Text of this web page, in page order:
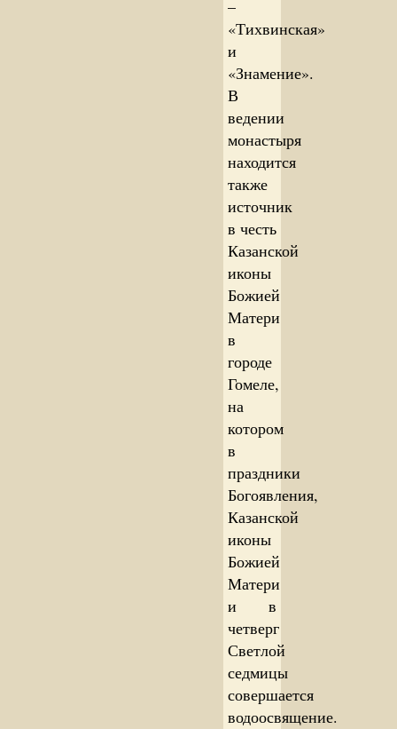
–
«Тихвинская»
и
«Знамение».
В
ведении
монастыря
находится
также
источник
в честь
Казанской
иконы
Божией
Матери
в
городе
Гомеле,
на
котором
в
праздники
Богоявления,
Казанской
иконы
Божией
Матери
и в
четверг
Светлой
седмицы
совершается
водоосвящение.